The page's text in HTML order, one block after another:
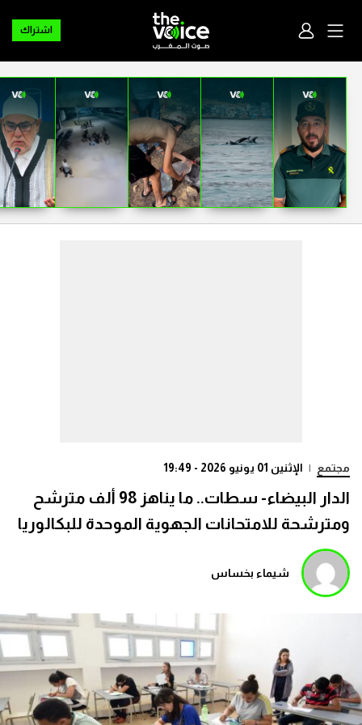
اشتراك
مجتمع | الإثنين 01 يونيو 2026 - 19:49
الدار البيضاء- سطات.. ما يناهز 98 ألف مترشح
ومترشحة للامتحانات الجهوية الموحدة للبكالوريا
شيماء بخساس